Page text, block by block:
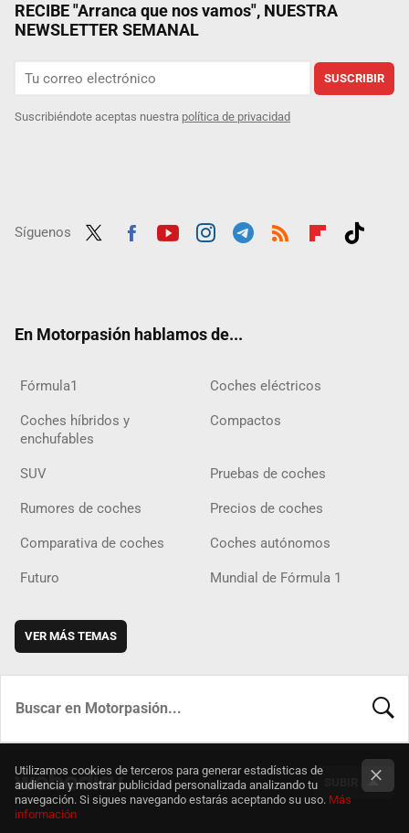
RECIBE "Arranca que nos vamos", NUESTRA
NEWSLETTER SEMANAL
SUSCRIBIR
Suscribiéndote aceptas nuestra política de privacidad
Síguenos
En Motorpasión hablamos de...
Fórmula1 Coches eléctricos
Coches híbridos y
enchufables
Compactos
SUV Pruebas de coches
Rumores de coches Precios de coches
Comparativa de coches Coches autónomos
Futuro Mundial de Fórmula 1
VER MÁS TEMAS
Utilizamos cookies de terceros para generar estadísticas de
audiencia y mostrar publicidad personalizada analizando tu
navegación. Si sigues navegando estarás aceptando su uso. Más
información